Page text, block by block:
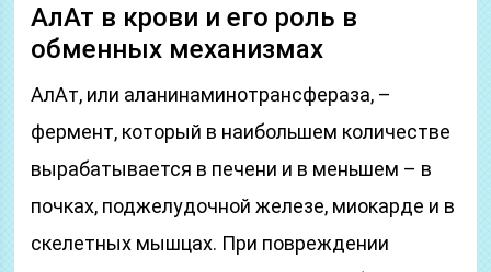
АлАт в крови и его роль в
обменных механизмах
АлАт, или аланинаминотрансфераза, –
фермент, который в наибольшем количестве
вырабатывается в печени и в меньшем – в
почках, поджелудочной железе, миокарде и в
скелетных мышцах. При повреждении